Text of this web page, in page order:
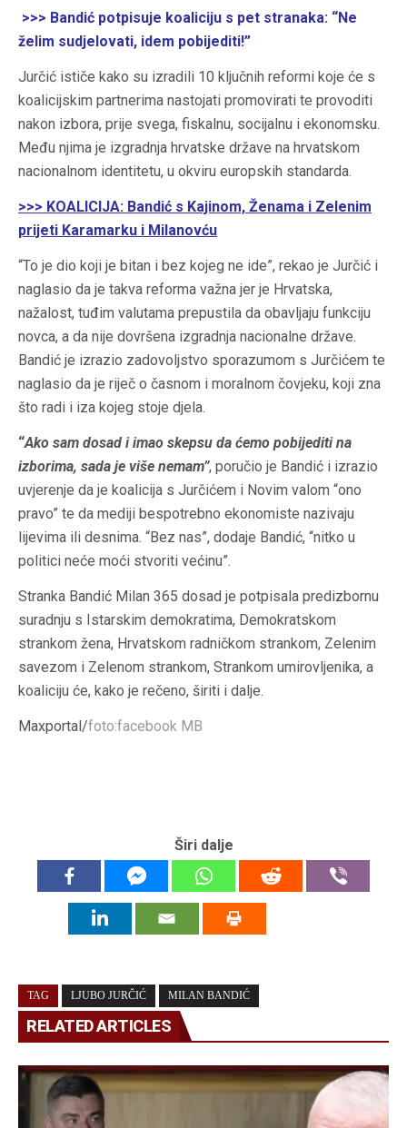
>>> Bandić potpisuje koaliciju s pet stranaka: “Ne
želim sudjelovati, idem pobijediti!”
Jurčić ističe kako su izradili 10 ključnih reformi koje će s
koalicijskim partnerima nastojati promovirati te provoditi
nakon izbora, prije svega, fiskalnu, socijalnu i ekonomsku.
Među njima je izgradnja hrvatske države na hrvatskom
nacionalnom identitetu, u okviru europskih standarda.
>>> KOALICIJA: Bandić s Kajinom, Ženama i Zelenim
prijeti Karamarku i Milanovću
“To je dio koji je bitan i bez kojeg ne ide”, rekao je Jurčić i
naglasio da je takva reforma važna jer je Hrvatska,
nažalost, tuđim valutama prepustila da obavljaju funkciju
novca, a da nije dovršena izgradnja nacionalne države.
Bandić je izrazio zadovoljstvo sporazumom s Jurčićem te
naglasio da je riječ o časnom i moralnom čovjeku, koji zna
što radi i iza kojeg stoje djela.
“Ako sam dosad i imao skepsu da ćemo pobijediti na
izborima, sada je više nemam”, poručio je Bandić i izrazio
uvjerenje da je koalicija s Jurčićem i Novim valom “ono
pravo” te da mediji bespotrebno ekonomiste nazivaju
lijevima ili desnima. “Bez nas”, dodaje Bandić, “nitko u
politici neće moći stvoriti većinu”.
Stranka Bandić Milan 365 dosad je potpisala predizbornu
suradnju s Istarskim demokratima, Demokratskom
strankom žena, Hrvatskom radničkom strankom, Zelenim
savezom i Zelenom strankom, Strankom umirovljenika, a
koaliciju će, kako je rečeno, širiti i dalje.
Maxportal/foto:facebook MB
Širi dalje
TAG LJUBO JURČIĆ MILAN BANDIĆ
RELATED ARTICLES